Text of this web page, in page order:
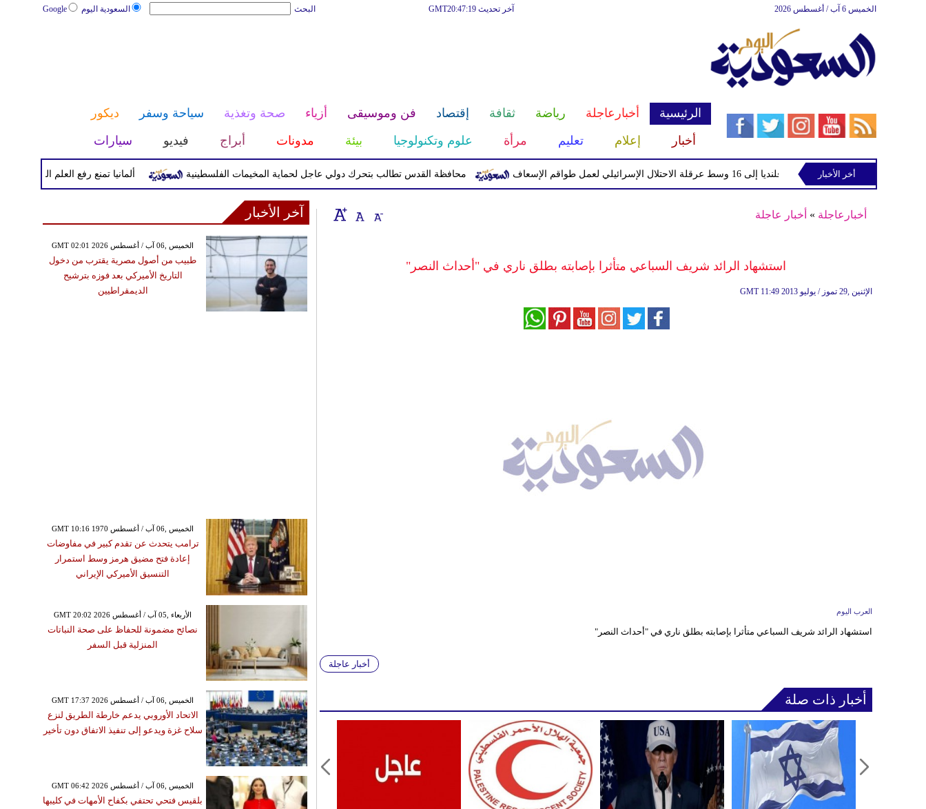
السعودية اليوم Google البحث آخر تحديث GMT20:47:19 الخميس 6 آب / أغسطس 2026
الرئيسية أخبارعاجلة رياضة ثقافة إقتصاد فن وموسيقى أزياء صحة وتغذية سياحة وسفر
ديكور
أخبار
إعلام تعليم مرأة علوم وتكنولوجيا بيئة مدونات أبراج فيديو سيارات
ألمانيا تمنع رفع العلم الروسي وعزف محافظة القدس تطالب بتحرك دولي عاجل لحماية المخيمات الفلسطينية ارتفاع إصابات اقتحام مخيم قلنديا إلى 16 وسط عرقلة الاحتلال الإسرائيلي لعمل طواقم الإسعاف
أخر الأخبار
أخبارعاجلة » أخبار عاجلة
استشهاد الرائد شريف السباعي متأثرا بإصابته بطلق ناري في "أحداث النصر"
GMT 11:49 2013 الإثنين ,29 تموز / يوليو
العرب اليوم
استشهاد الرائد شريف السباعي متأثرا بإصابته بطلق ناري في "أحداث النصر"
أخبار عاجلة
أخبار ذات صلة
آخر الأخبار
GMT 02:01 2026 الخميس ,06 آب / أغسطس
طبيب من أصول مصرية يقترب من دخول
التاريخ الأميركي بعد فوزه بترشيح
الديمقراطيين
GMT 10:16 1970 الخميس ,06 آب / أغسطس
ترامب يتحدث عن تقدم كبير في مفاوضات
إعادة فتح مضيق هرمز وسط استمرار
التنسيق الأميركي الإيراني
GMT 20:02 2026 الأربعاء ,05 آب / أغسطس
نصائح مضمونة للحفاظ على صحة النباتات
المنزلية قبل السفر
GMT 17:37 2026 الخميس ,06 آب / أغسطس
الاتحاد الأوروبي يدعم خارطة الطريق لنزع
سلاح غزة ويدعو إلى تنفيذ الاتفاق دون تأخير
GMT 06:42 2026 الخميس ,06 آب / أغسطس
بلقيس فتحي تحتفي بكفاح الأمهات في كليبها